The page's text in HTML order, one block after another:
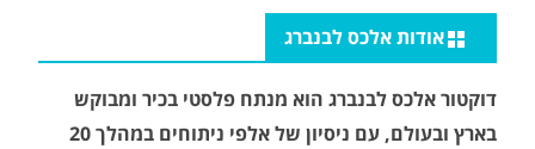
אודות אלכס לבנברג
דוקטור אלכס לבנברג הוא מנתח פלסטי בכיר ומבוקש
בארץ ובעולם, עם ניסיון של אלפי ניתוחים במהלך 20